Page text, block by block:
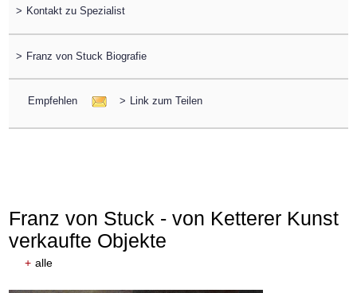
> Kontakt zu Spezialist
> Franz von Stuck Biografie
Empfehlen > Link zum Teilen
Franz von Stuck - von Ketterer Kunst
verkaufte Objekte
+ alle